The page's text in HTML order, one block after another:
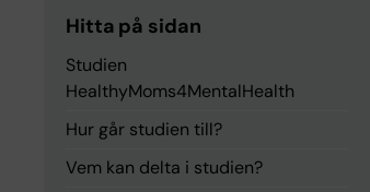
Hitta på sidan
Studien
HealthyMoms4MentalHealth
Hur går studien till?
Vem kan delta i studien?